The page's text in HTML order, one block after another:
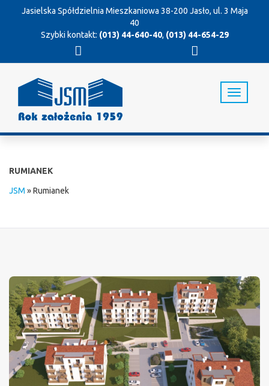
Jasielska Spółdzielnia Mieszkaniowa 38-200 Jasło, ul. 3 Maja
40
Szybki kontakt: (013) 44-640-40, (013) 44-654-29
T
o
RUMIANEK
JSM »Rumianek